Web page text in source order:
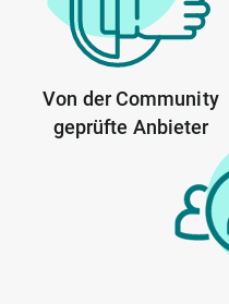
Von der Community
geprüfte Anbieter